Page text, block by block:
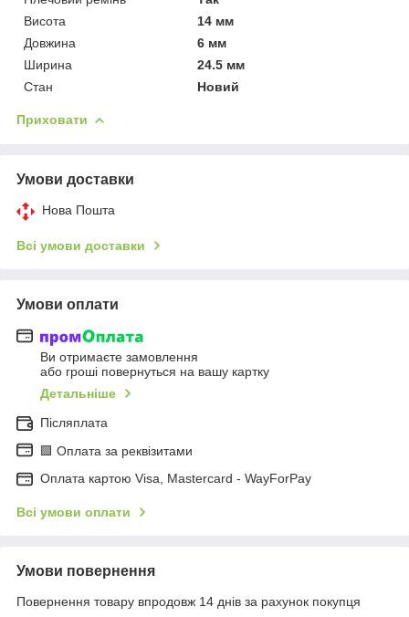
Висота
14 мм
Довжина
6 мм
Ширина
24.5 мм
Стан
Новий
Приховати
Умови доставки
Нова Пошта
Всі умови доставки
Умови оплати
Ви отримаєте замовлення
або гроші повернуться на вашу картку
Детальніше
Післяплата
🟩 Оплата за реквізитами
Оплата картою Visa, Mastercard - WayForPay
Всі умови оплати
Умови повернення
Повернення товару впродовж 14 днів за рахунок покупця